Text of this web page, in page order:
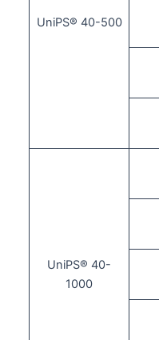
UniPS® 40-500
UniPS® 40-
1000